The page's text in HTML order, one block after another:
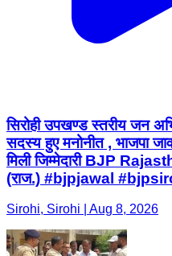
सिरोही उपखण्ड स्तरीय जन
सदस्य हुए मनोनीत , भाजपा
मिली जिम्मेदारी BJP
(राज.) #bjpjawal
Sirohi, Sirohi | Aug 8, 2026